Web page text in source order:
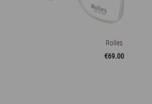
Rolles
€69.00